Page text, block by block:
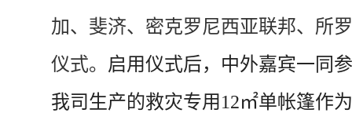
加、斐济、密克罗尼西亚联邦、所
仪式。 启用仪式后，中外嘉宾一同
我司生产的救灾专用 12㎡单帐篷作